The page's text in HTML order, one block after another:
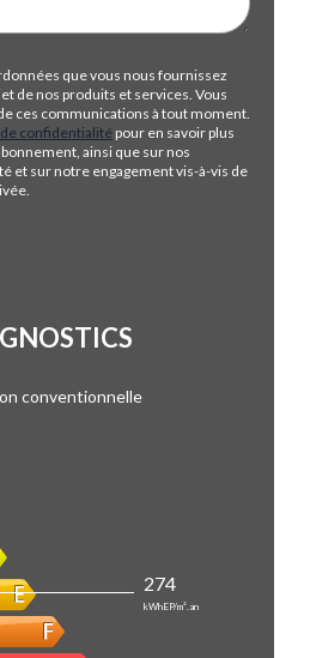
que vous nous fournissez
de nos produits et services. Vous
ces communications à tout moment.
confidentialitépour en savoir plus
ainsi que sur nos
et sur notre engagement vis-à-vis de
conventionnelle
274
kWhEP/m².an